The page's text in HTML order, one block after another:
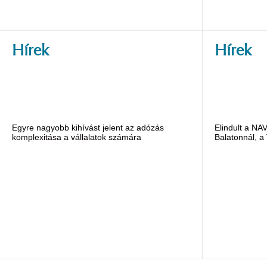
Hírek
Egyre nagyobb kihívást jelent az adózás
komplexitása a vállalatok számára
Hírek
Elindult a
Balatonnál, a